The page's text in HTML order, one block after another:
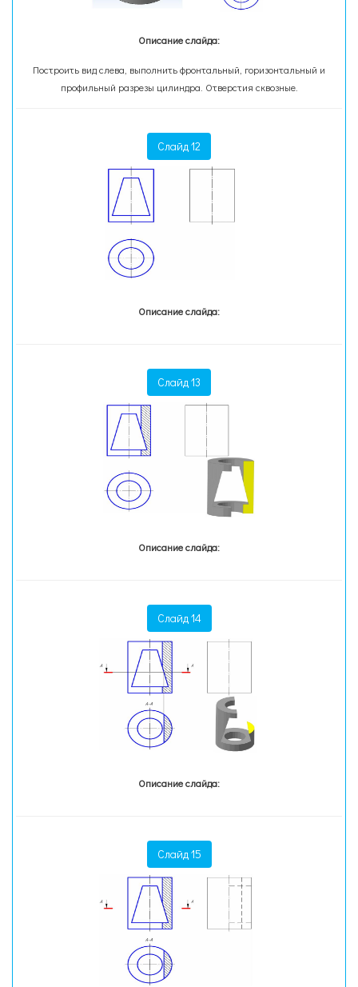
Описание слайда:
Построить вид слева, выполнить фронтальный, горизонтальный и
профильный разрезы цилиндра. Отверстия сквозные.
Слайд 12
Описание слайда:
Слайд 13
Описание слайда:
Слайд 14
Описание слайда:
Слайд 15